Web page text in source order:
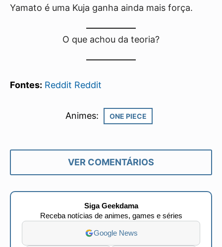
Yamato é uma Kuja ganha ainda mais força.
O que achou da teoria?
Fontes: Reddit Reddit
Animes: ONE PIECE
VER COMENTÁRIOS
Siga Geekdama
Receba notícias de animes, games e séries
Google News